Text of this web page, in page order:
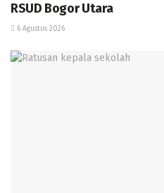
RSUD Bogor Utara
6 Agustus 2026